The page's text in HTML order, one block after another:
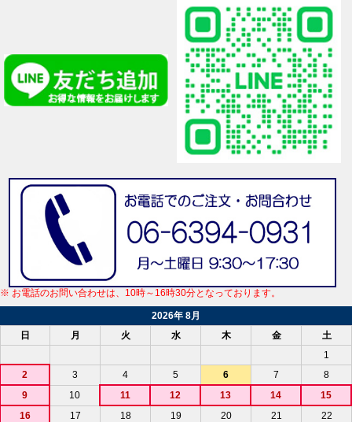
※ お電話のお問い合わせは、10時～16時30分となっております。
2026年 8月
日
月 火 水 木 金
土
1
2
3 4 5 6 7
8
9
10 11 12 13 14
15
16
17 18 19 20 21
22